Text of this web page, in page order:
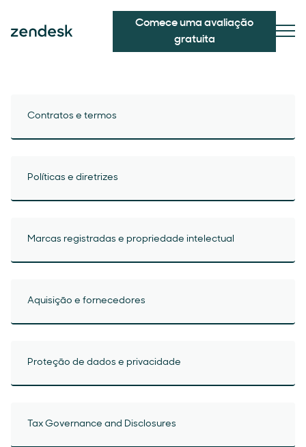
Comece uma avaliação
gratuita
Contratos e termos
Políticas e diretrizes
Marcas registradas e propriedade intelectual
Aquisição e fornecedores
Proteção de dados e privacidade
Tax Governance and Disclosures